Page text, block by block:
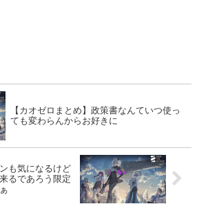
【カオゼロまとめ】政策書なんていつ使っ
ても変わらんからお好きに
も気になるけど
るであろう限定